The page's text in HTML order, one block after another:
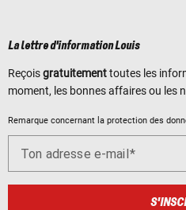
La lettre d'information Louis
Reçoisgratuitementtoutes les
moment, les bonnes affaires ou les
Remarque concernant la protection des
Ton adresse e-mail